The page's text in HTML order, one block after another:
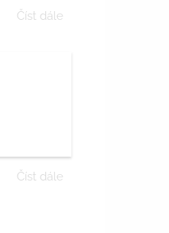
Číst dále
Číst dále